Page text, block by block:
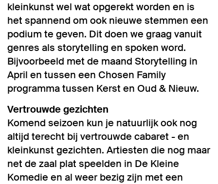
kleinkunst wel wat opgerekt worden en is
het spannend om ook nieuwe stemmen een
podium te geven. Dit doen we graag vanuit
genres als storytelling en spoken word.
Bijvoorbeeld met de maand Storytelling in
April en tussen een Chosen Family
programma tussen Kerst en Oud & Nieuw.
Vertrouwde gezichten
Komend seizoen kun je natuurlijk ook nog
altijd terecht bij vertrouwde cabaret - en
kleinkunst gezichten. Artiesten die nog maar
net de zaal plat speelden in De Kleine
Komedie en al weer bezig zijn met een